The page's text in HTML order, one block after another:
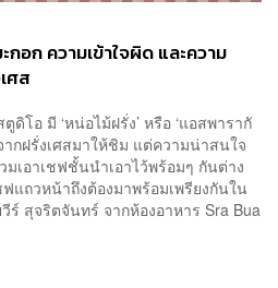
อก ความเข้าใจผิด และความ
ศส
ดิโอ มี ‘หน่อไม้ฝรั่ง’ หรือ ‘แอสพารากั
ากฝรั่งเศสมาให้ชิม แต่ความน่าสนใจ
เอาเชฟชั้นนำเอาไว้พร้อมๆ กันต่าง
แถวหน้าถึงต้องมาพร้อมเพรียงกันใน
สุจริตจันทร์ จากห้องอาหาร Sra Bua